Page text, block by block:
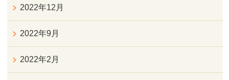
2022年12月
2022年9月
2022年2月